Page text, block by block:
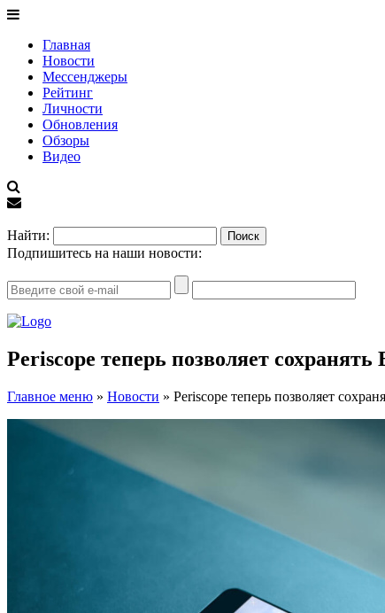
Главная
Новости
Мессенджеры
Рейтинг
Личности
Обновления
Обзоры
Видео
Найти:
Подпишитесь на наши новости:
Periscope теперь позволяет
Главное меню » Новости » Periscope теперь позволяет